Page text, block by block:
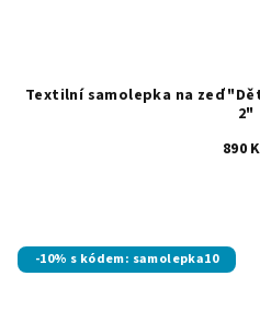
Textilní samolepka na zeď
2"
890
-10% s kódem: samolepka10